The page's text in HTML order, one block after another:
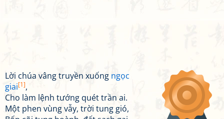
Lời chúa vâng truyền xuống ngọc
giai[1],
Cho làm lệnh tướng quét trần ai.
Một phen vùng vẫy, trời tung gió,